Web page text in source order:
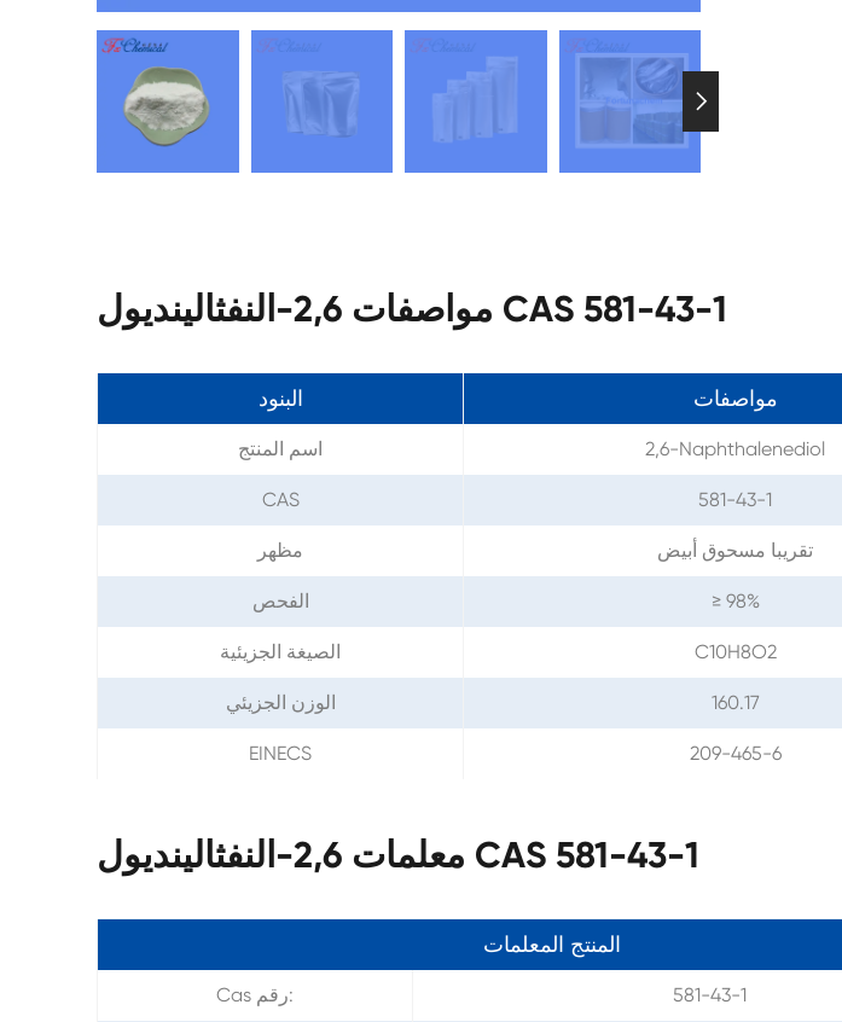

مواصفات 2,6-النفثالينديول CAS 581-43-1
البنود مواصفات
اسم المنتج 2,6-Naphthalenediol
CAS 581-43-1
مظهر تقريبا مسحوق أبيض
الفحص ≥ 98%
الصيغة الجزيئية C10H8O2
الوزن الجزيئي 160.17
EINECS 209-465-6
معلمات 2,6-النفثالينديول CAS 581-43-1
المنتج المعلمات
Cas رقم: 581-43-1